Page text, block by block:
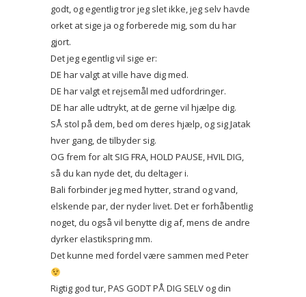
godt, og egentlig tror jeg slet ikke, jeg selv havde
orket at sige ja og forberede mig, som du har
gjort.
Det jeg egentlig vil sige er:
DE har valgt at ville have dig med.
DE har valgt et rejsemål med udfordringer.
DE har alle udtrykt, at de gerne vil hjælpe dig.
SÅ stol på dem, bed om deres hjælp, og sig Jatak
hver gang, de tilbyder sig.
OG frem for alt SIG FRA, HOLD PAUSE, HVIL DIG,
så du kan nyde det, du deltager i.
Bali forbinder jeg med hytter, strand og vand,
elskende par, der nyder livet. Det er forhåbentlig
noget, du også vil benytte dig af, mens de andre
dyrker elastikspring mm.
Det kunne med fordel være sammen med Peter
Rigtig god tur, PAS GODT PÅ DIG SELV og din